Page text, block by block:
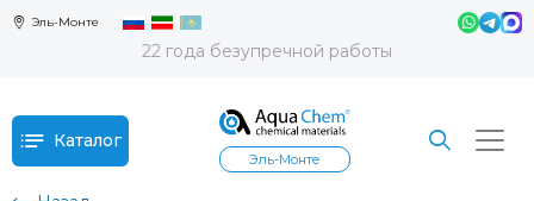
Эль-Монте
22 года безупречной работы
Каталог
Эль-Монте